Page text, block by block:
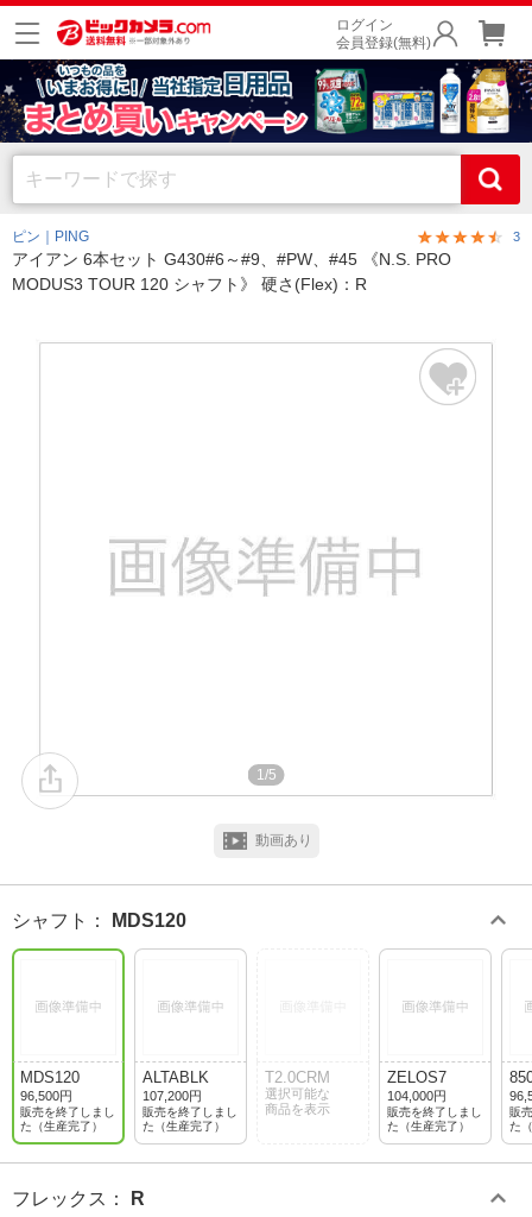
ログイン
会員登録(無料)
ピン｜PING 3
アイアン 6本セット G430#6～#9、#PW、#45 《N.S. PRO
MODUS3 TOUR 120 シャフト》 硬さ(Flex)：R
1/5
動画あり
シャフト ： MDS120
MDS120
96,500円
販売を終了しまし
た（生産完了）
ALTABLK
107,200円
販売を終了しまし
た（生産完了）
T2.0CRM
選択可能な
商品を表示
ZELOS7
104,000円
販売を終了しまし
た（生産完了）
販
た
フレックス ： R